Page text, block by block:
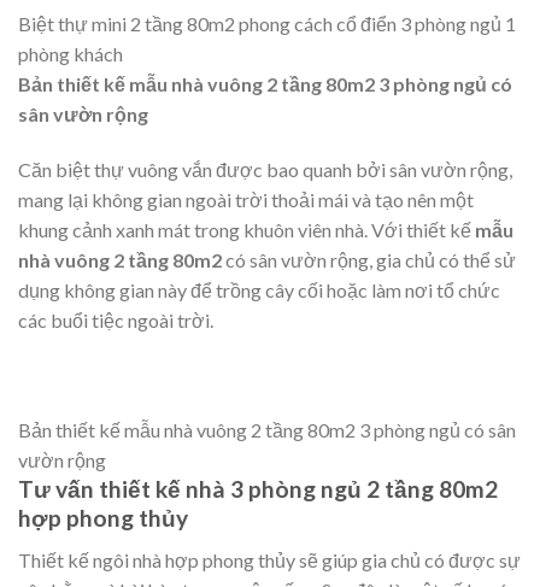
sự chú ý tỉ mỉ đến từng chi tiết hoa văn cổ điển châu Âu để
mang lại căn biệt thự mini 2 tầng 80m2 cao cấp. Phần nội
thất được tạo nên từ những chất liệu hàng đầu như gỗ, da, đá
quý,… cho bạn không gian vương giả, lộng lẫy.
Biệt thự mini 2 tầng 80m2 phong cách cổ điển 3 phòng ngủ 1
phòng khách
Bản thiết kế mẫu nhà vuông 2 tầng 80m2 3 phòng ngủ có
sân vườn rộng
khung cảnh xanh mát trong khuôn viên nhà. Với thiết kếmẫu
nhà vuông 2 tầng 80m2
dụng không gian này để trồng cây cối hoặc làm nơi tổ chức
các buổi tiệc ngoài trời.